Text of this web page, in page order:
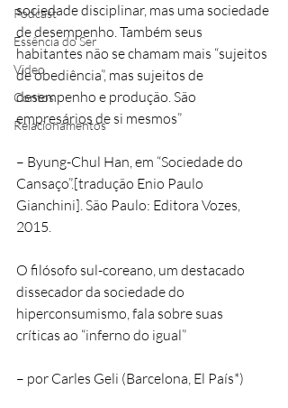
Podcast
Essência do Ser
Video
Contos
Relacionamentos
sociedade disciplinar, mas uma sociedade
de desempenho. Também seus
habitantes não se chamam mais “sujeitos
de obediência”, mas sujeitos de
desempenho e produção. São
empresários de si mesmos”
– Byung-Chul Han, em “Sociedade do
Cansaço”.[tradução Enio Paulo
Gianchini]. São Paulo: Editora Vozes,
2015.
O filósofo sul-coreano, um destacado
dissecador da sociedade do
hiperconsumismo, fala sobre suas
críticas ao “inferno do igual”
– por Carles Geli (Barcelona, El País*)